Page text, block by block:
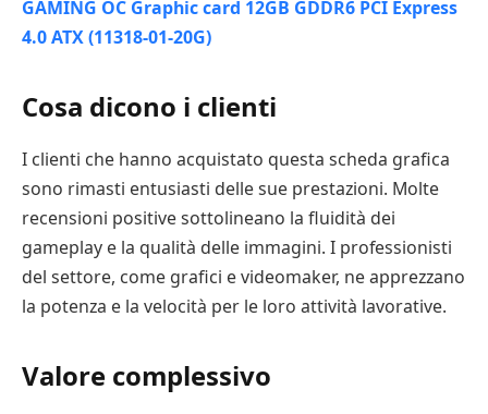
Cosa dicono i clienti
I clienti che hanno acquistato questa scheda grafica
sono rimasti entusiasti delle sue prestazioni. Molte
recensioni positive sottolineano la fluidità dei
gameplay e la qualità delle immagini. I professionisti
del settore, come grafici e videomaker, ne apprezzano
la potenza e la velocità per le loro attività lavorative.
Valore complessivo